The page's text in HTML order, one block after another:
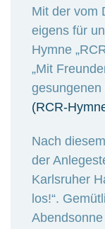
Mit der vom
eigens für
Hymne
„Mit
(RCR-
Nach
der
Karlsruher
los!“.